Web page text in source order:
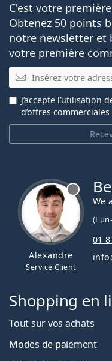
C'est votre
Obtenez 50 points
notre newsletter et
votre première
E-mail
J’accepte l’utilisation
d’offres commerciales
Alexandre
Service Client
We
01
Shopping en
Tout sur vos achats
Modes de paiement